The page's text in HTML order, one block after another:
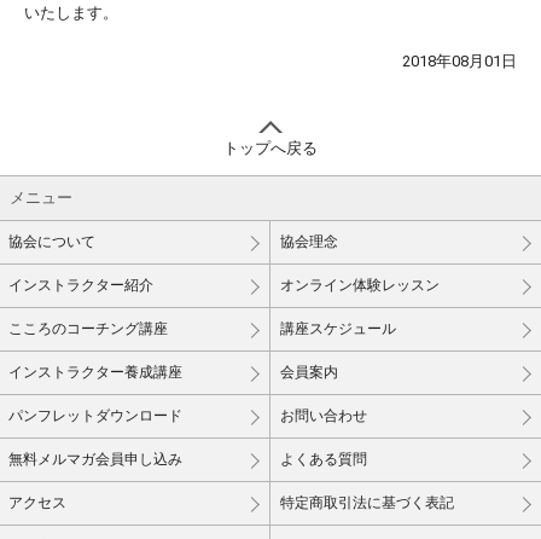
いたします。
2018年08月01日
トップへ戻る
メニュー
協会について 協会理念
インストラクター紹介 オンライン体験レッスン
こころのコーチング講座 講座スケジュール
インストラクター養成講座 会員案内
パンフレットダウンロード お問い合わせ
無料メルマガ会員申し込み よくある質問
アクセス 特定商取引法に基づく表記